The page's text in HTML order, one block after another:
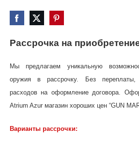
Рассрочка на
Мы предлагаем уникальную
оружия в рассрочку. Без переплаты,
расходов на оформление договора.
Atrium Azur магазин хороших цен “GUN
Варианты рассрочки: